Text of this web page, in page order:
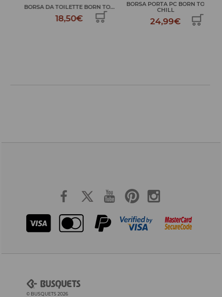
BORSA DA TOILETTE BORN TO...
18,50€
BORSA PORTA PC BORN TO
CHILL
24,99€
© BUSQUETS 2026